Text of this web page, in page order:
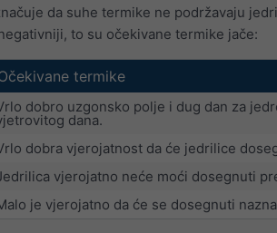
da suhe termike ne podržavaju
to su očekivane termike jače:
termike
dobro uzgonsko polje i dug dan za
dana.
dobra vjerojatnost da će jedrilice
vjerojatno neće moći dosegnuti
je vjerojatno da će se dosegnuti